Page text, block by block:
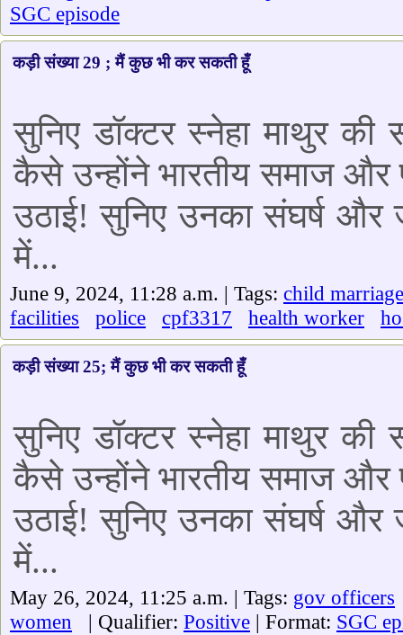
SGC episode
कड़ी संख्या 29 ; मैं कुछ भी कर सकती हूँ
सुनिए डॉक्टर स्नेहा माथुर
कैसे उन्होंने भारतीय समाज और
उठाई! सुनिए उनका संघर्ष और
में...
June 9, 2024, 11:28 a.m. | Tags: child marriage
facilities
police cpf3317 health worker
कड़ी संख्या 25; मैं कुछ भी कर सकती हूँ
सुनिए डॉक्टर स्नेहा माथुर
कैसे उन्होंने भारतीय समाज और
उठाई! सुनिए उनका संघर्ष और
में...
May 26, 2024, 11:25 a.m. | Tags: gov officers
women | Qualifier: Positive | Format: SGC